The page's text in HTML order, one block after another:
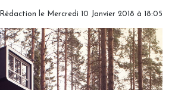
le Mercredi 10 Janvier 2018 à 18:05